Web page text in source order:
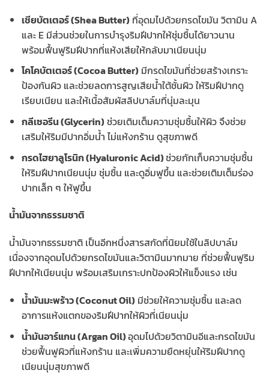
เชียบัตเตอร์ (Shea Butter)ที่อุดมไปด้วยกรดไขมัน วิตามิน A
และ E มีส่วนช่วยในการบำรุงริมฝีปากให้ชุ่มชื้นได้ยาวนาน
พร้อมฟื้นฟูริมฝีปากที่แห้งเสียให้กลับมาเนียนนุ่ม
โคโคบัตเตอร์ (Cocoa Butter)มีกรดไขมันที่ช่วยสร้างเกราะ
ป้องกันผิว และช่วยลดการสูญเสียน้ำใต้ชั้นผิว ให้ริมฝีปากดู
เรียบเนียน และให้เนื้อสัมผัสลิปบาล์มที่นุ่มละมุน
กลีเซอรีน (Glycerin)ช่วยเติมเต็มความชุ่มชื้นให้ผิว จึงช่วย
เสริมให้ริมมีปากอิ่มน้ำ ไม่แห้งกร้าน ดูสุขภาพดี
กรดไฮยาลูโรนิก (Hyaluronic Acid)ช่วยกักเก็บความชุ่มชื้น
ให้ริมฝีปากเนียนนุ่ม ชุ่มชื้น และดูอิ่มฟูขึ้น และช่วยเติมเต็มร่อง
ปากเล็ก ๆ ให้ฟูขึ้น
น้ำมันจากธรรมชาติ
น้ำมันจากธรรมชาติ เป็นอีกหนึ่งสารสกัดที่นิยมใช้ในลิปบาล์ม
เนื่องจากอุดมไปด้วยกรดไขมันและวิตามินมากมาย ที่ช่วยฟื้นฟูริม
ฝีปากให้เนียนนุ่ม พร้อมเสริมเกราะปกป้องผิวให้แข็งแรง เช่น
น้ำมันมะพร้าว (Coconut Oil)มีช่วยให้ความชุ่มชื้น และลด
อาการแห้งแตกของริมฝีปากให้ผิวที่เนียนนุ่ม
น้ำมันอาร์แกน (Argan Oil)อุดมไปด้วยวิตามินอีและกรดไขมัน
ช่วยฟื้นฟูผิวที่แห้งกร้าน และเพิ่มความยืดหยุ่นให้ริมฝีปากดู
เนียนนุ่มสุขภาพดี